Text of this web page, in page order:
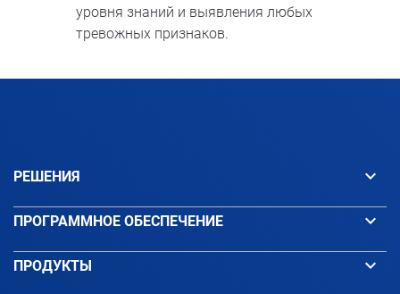
уровня знаний и выявления любых
тревожных признаков.
РЕШЕНИЯ keyboard_arrow_down
ПРОГРАММНОЕ ОБЕСПЕЧЕНИЕ keyboard_arrow_down
ПРОДУКТЫ keyboard_arrow_down